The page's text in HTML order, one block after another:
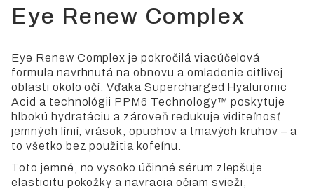
Eye Renew Complex
Eye Renew Complex je pokročilá viacúčelová
formula navrhnutá na obnovu a omladenie citlivej
oblasti okolo očí. Vďaka Supercharged Hyaluronic
Acid a technológii PPM6 Technology™ poskytuje
hlbokú hydratáciu a zároveň redukuje viditeľnosť
jemných línií, vrások, opuchov a tmavých kruhov – a
to všetko bez použitia kofeínu.
Toto jemné, no vysoko účinné sérum zlepšuje
elasticitu pokožky a navracia očiam svieži,